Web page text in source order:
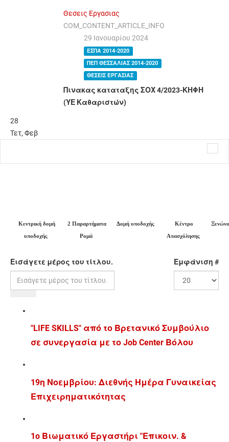
Θεσεις Εργασιας
COM_CONTENT_ARTICLE_INFO
29 Ιανουαρίου 2024
ΕΣΠΑ 2014-2020
ΠΕΠ ΘΕΣΣΑΛΙΑΣ 2014-2020
ΘΕΣΕΙΣ ΕΡΓΑΣΙΑΣ
Πινακας καταταξης ΣΟΧ 4/2023-ΚΗΦΗ
(ΥΕ Καθαριστών)
28
Τετ, Φεβ
Κεντρική δομή
υποδοχής
2 Παραρτήματα
Ρομά
Δομή υποδοχής Κέντρο
Απασχόλησης
Εισάγετε μέρος του τίτλου. Εμφάνιση #
"LIFE SKILLS" από το Βρετανικό Συμβούλιο
σε συνεργασία με το Job Center Βόλου
19η Νοεμβρίου: Διεθνής Ημέρα Γυναικείας
Επιχειρηματικότητας
1o Βιωματικό Εργαστήρι "Επικοιν. &